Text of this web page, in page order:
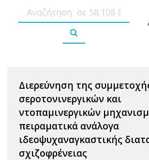
Διερεύνηση της
σεροτονινεργικών και
ντοπαμινεργικών
πειραματικά ανάλογα
ιδεοψυχαναγκαστικής
σχιζοφρένειας